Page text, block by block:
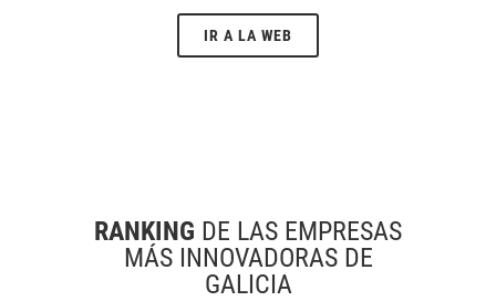
IR A LA WEB
RANKING DE LAS EMPRESAS
MÁS INNOVADORAS DE
GALICIA